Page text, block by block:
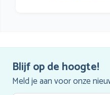
Blijf op de hoogte!
Meld je aan voor onze